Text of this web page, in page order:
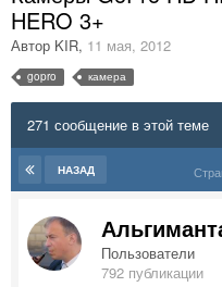
HERO 3+
Автор KIR, 11 мая, 2012
gopro камера
271 сообщение в этой теме
НАЗАД
Пользователи
792 публикации